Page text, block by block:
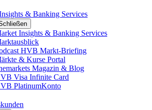
& Banking Services
Insights & Banking Services
HVB Markt-Briefing
& Kurse Portal
Magazin & Blog
Visa Infinite Card
PlatinumKonto